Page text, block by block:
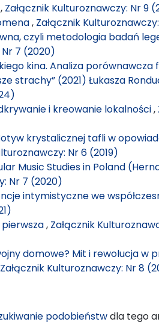
, Załącznik Kulturoznawczy: Nr 9
, Załącznik
czyli metodologia badań
7 (2020)
kina. Analiza porównawcza
strachy” (2021) Łukasza
i kreowanie lokalności,
krystalicznej tafli w
Nr 6 (2019)
Music Studies in Poland
Nr 7 (2020)
intymistyczne we
pierwsza, Załącznik
domowe? Mit i rewolucja w
Załącznik Kulturoznawczy: Nr 8
podobieństwdla tego